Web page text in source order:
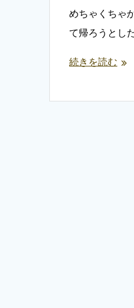
めちゃくちゃ
て帰ろうとし
続きを読む